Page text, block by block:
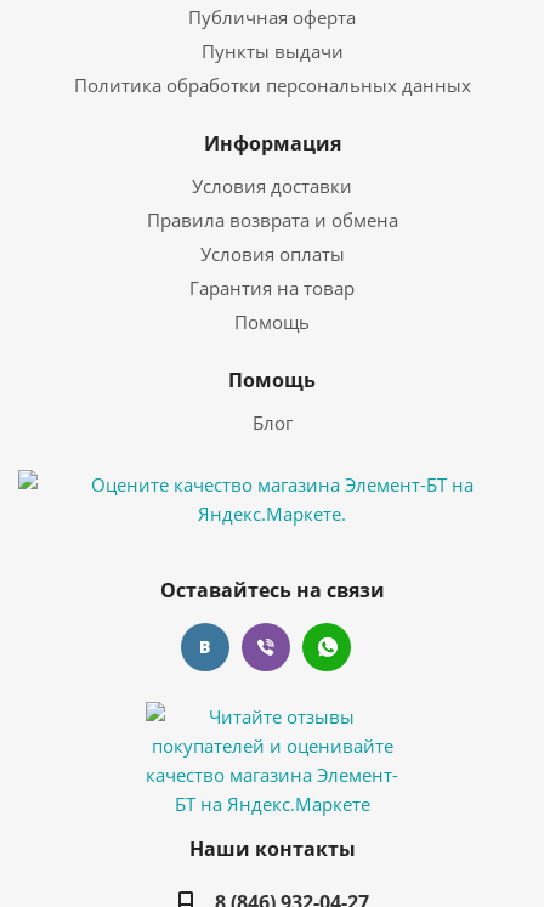
Публичная оферта
Пункты выдачи
Политика обработки персональных данных
Информация
Условия доставки
Правила возврата и обмена
Условия оплаты
Гарантия на товар
Помощь
Помощь
Блог
Оставайтесь на связи
Наши контакты